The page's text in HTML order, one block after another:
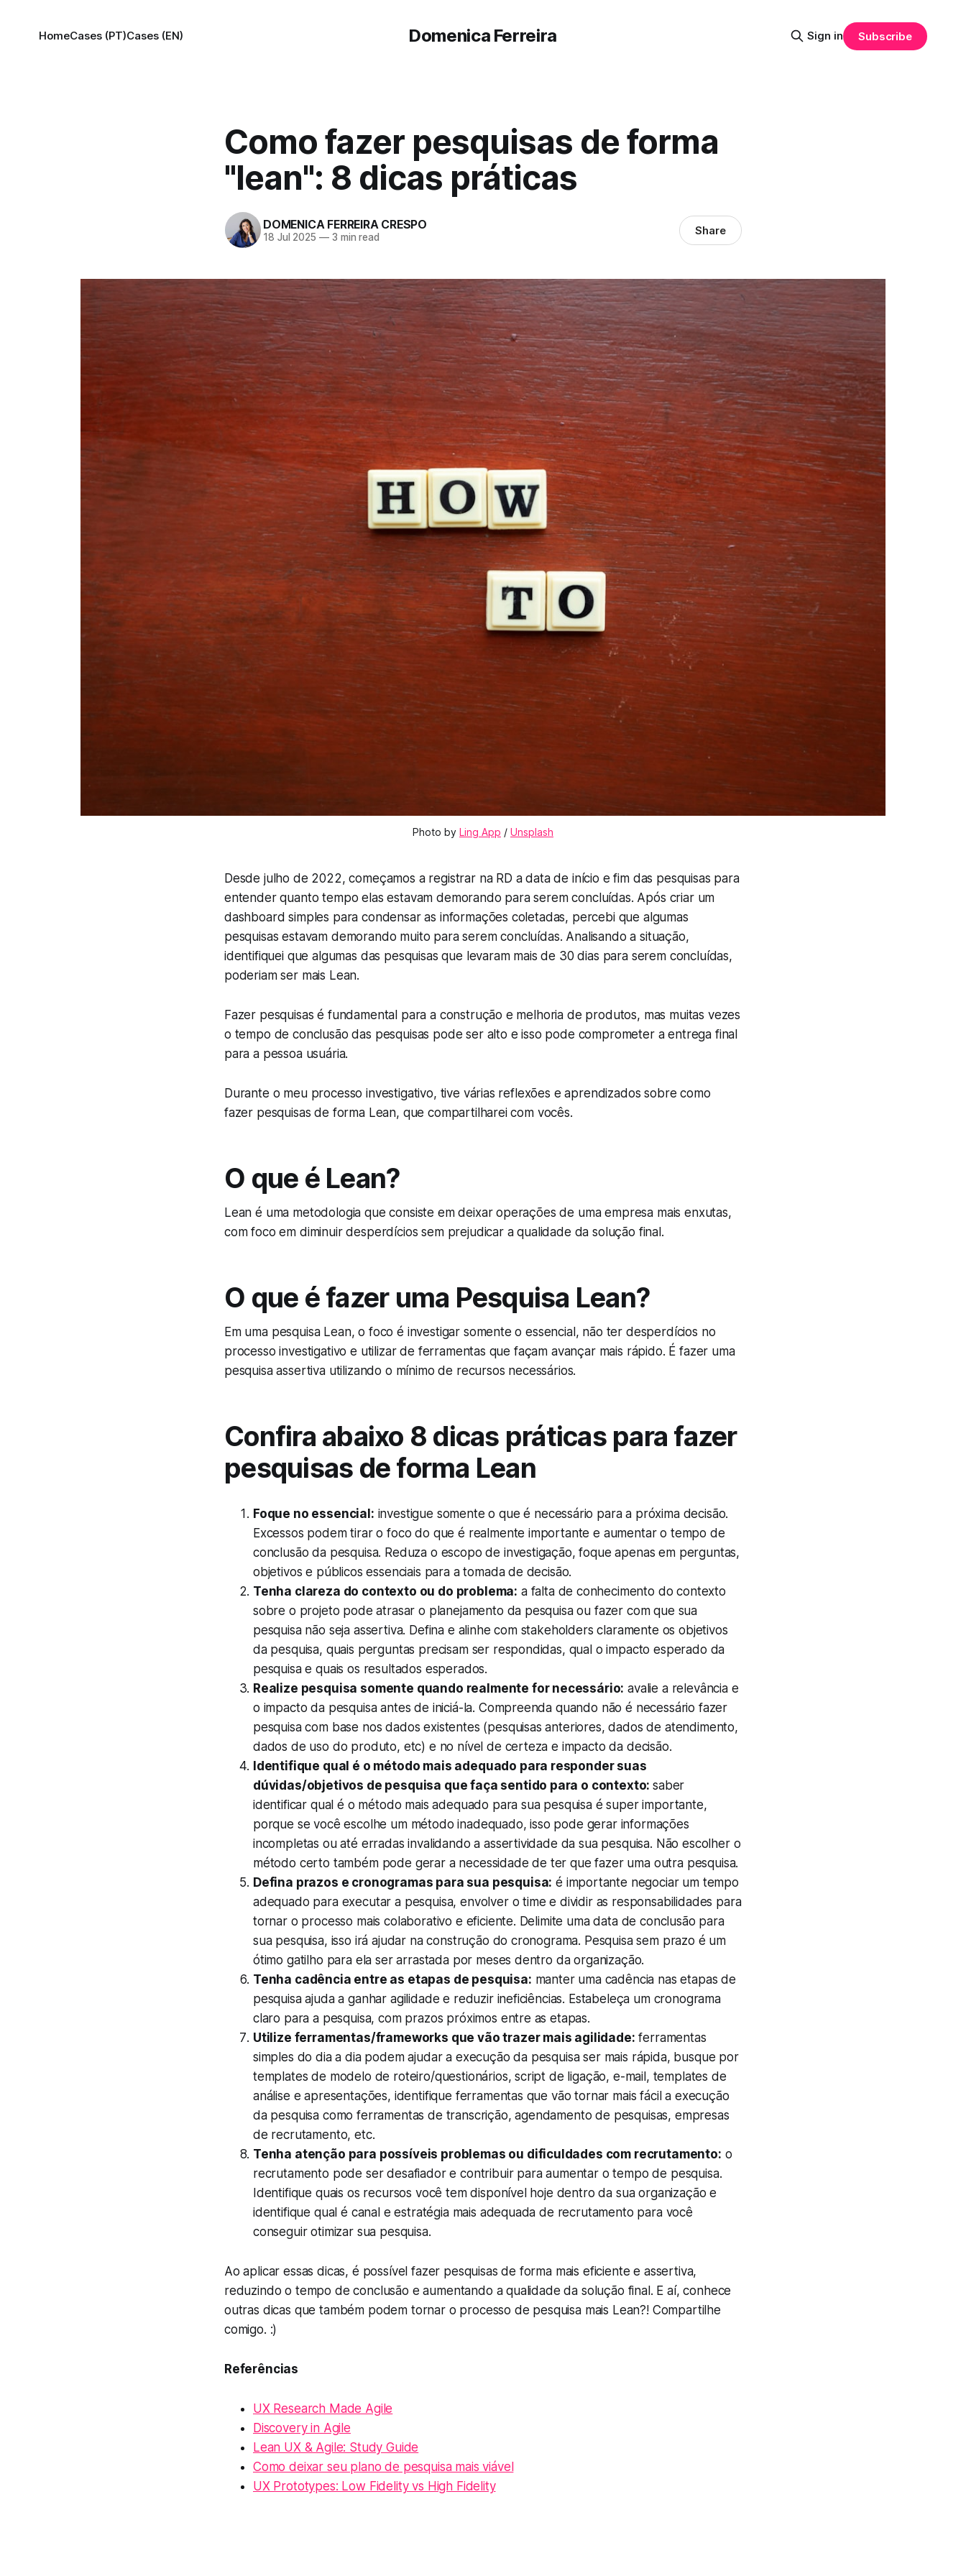
Domenica Ferreira
HomeCases (PT)Cases (EN) Sign in Subscribe
Como fazer pesquisas de forma
"lean": 8 dicas práticas
DOMENICA FERREIRA CRESPO
18 Jul 2025 —3 min read Share
Photo by Ling App / Unsplash
Desde julho de 2022, começamos a registrar na RD a data de início e fim das pesquisas para
entender quanto tempo elas estavam demorando para serem concluídas. Após criar um
dashboard simples para condensar as informações coletadas, percebi que algumas
pesquisas estavam demorando muito para serem concluídas. Analisando a situação,
identifiquei que algumas das pesquisas que levaram mais de 30 dias para serem concluídas,
poderiam ser mais Lean.
Fazer pesquisas é fundamental para a construção e melhoria de produtos, mas muitas vezes
o tempo de conclusão das pesquisas pode ser alto e isso pode comprometer a entrega final
para a pessoa usuária.
Durante o meu processo investigativo, tive várias reflexões e aprendizados sobre como
fazer pesquisas de forma Lean, que compartilharei com vocês.
O que é Lean?
Lean é uma metodologia que consiste em deixar operações de uma empresa mais enxutas,
com foco em diminuir desperdícios sem prejudicar a qualidade da solução final.
O que é fazer uma Pesquisa Lean?
Em uma pesquisa Lean, o foco é investigar somente o essencial, não ter desperdícios no
processo investigativo e utilizar de ferramentas que façam avançar mais rápido. É fazer uma
pesquisa assertiva utilizando o mínimo de recursos necessários.
Confira abaixo 8 dicas práticas para fazer
pesquisas de forma Lean
Foque no essencial: investigue somente o que é necessário para a próxima decisão.
Excessos podem tirar o foco do que é realmente importante e aumentar o tempo de
conclusão da pesquisa. Reduza o escopo de investigação, foque apenas em perguntas,
objetivos e públicos essenciais para a tomada de decisão.
Tenha clareza do contexto ou do problema: a falta de conhecimento do contexto
sobre o projeto pode atrasar o planejamento da pesquisa ou fazer com que sua
pesquisa não seja assertiva. Defina e alinhe com stakeholders claramente os objetivos
da pesquisa, quais perguntas precisam ser respondidas, qual o impacto esperado da
pesquisa e quais os resultados esperados.
Realize pesquisa somente quando realmente for necessário: avalie a relevância e
o impacto da pesquisa antes de iniciá-la. Compreenda quando não é necessário fazer
pesquisa com base nos dados existentes (pesquisas anteriores, dados de atendimento,
dados de uso do produto, etc) e no nível de certeza e impacto da decisão.
Identifique qual é o método mais adequado para responder suas
dúvidas/objetivos de pesquisa que faça sentido para o contexto:saber
identificar qual é o método mais adequado para sua pesquisa é super importante,
porque se você escolhe um método inadequado, isso pode gerar informações
incompletas ou até erradas invalidando a assertividade da sua pesquisa. Não escolher o
método certo também pode gerar a necessidade de ter que fazer uma outra pesquisa.
Defina prazos e cronogramas para sua pesquisa: é importante negociar um tempo
adequado para executar a pesquisa, envolver o time e dividir as responsabilidades para
tornar o processo mais colaborativo e eficiente. Delimite uma data de conclusão para
sua pesquisa, isso irá ajudar na construção do cronograma. Pesquisa sem prazo é um
ótimo gatilho para ela ser arrastada por meses dentro da organização.
Tenha cadência entre as etapas de pesquisa: manter uma cadência nas etapas de
pesquisa ajuda a ganhar agilidade e reduzir ineficiências. Estabeleça um cronograma
claro para a pesquisa, com prazos próximos entre as etapas.
Utilize ferramentas/frameworks que vão trazer mais agilidade: ferramentas
simples do dia a dia podem ajudar a execução da pesquisa ser mais rápida, busque por
templates de modelo de roteiro/questionários, script de ligação, e-mail, templates de
análise e apresentações, identifique ferramentas que vão tornar mais fácil a execução
da pesquisa como ferramentas de transcrição, agendamento de pesquisas, empresas
de recrutamento, etc.
Tenha atenção para possíveis problemas ou dificuldades com recrutamento: o
recrutamento pode ser desafiador e contribuir para aumentar o tempo de pesquisa.
Identifique quais os recursos você tem disponível hoje dentro da sua organização e
identifique qual é canal e estratégia mais adequada de recrutamento para você
conseguir otimizar sua pesquisa.
Ao aplicar essas dicas, é possível fazer pesquisas de forma mais eficiente e assertiva,
reduzindo o tempo de conclusão e aumentando a qualidade da solução final. E aí, conhece
outras dicas que também podem tornar o processo de pesquisa mais Lean?! Compartilhe
comigo. :)
Referências
UX Research Made Agile
Discovery in Agile
Lean UX & Agile: Study Guide
Como deixar seu plano de pesquisa mais viável
UX Prototypes: Low Fidelity vs High Fidelity